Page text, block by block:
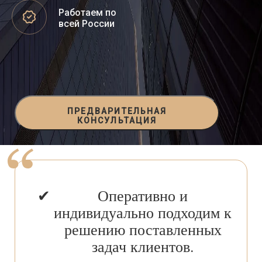
Работаем по
всей России
ПРЕДВАРИТЕЛЬНАЯ
КОНСУЛЬТАЦИЯ
Оперативно и
индивидуально подходим к
решению поставленных
задач клиентов.